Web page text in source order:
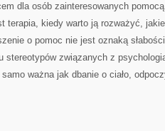
dla osób zainteresowanych
terapia, kiedy warto ją rozważyć,
o pomoc nie jest oznaką
stereotypów związanych z
ważna jak dbanie o ciało,